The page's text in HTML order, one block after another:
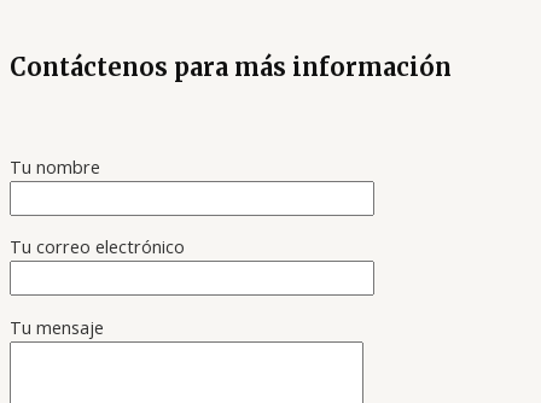
Contáctenos para más información
Tu nombre
Tu correo electrónico
Tu mensaje